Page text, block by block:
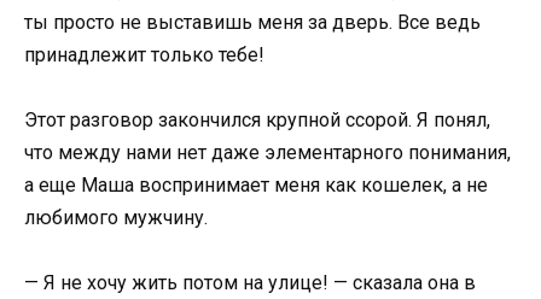
ты просто не выставишь меня за дверь. Все ведь
принадлежит только тебе!
Этот разговор закончился крупной ссорой. Я понял,
что между нами нет даже элементарного понимания,
а еще Маша воспринимает меня как кошелек, а не
любимого мужчину.
— Я не хочу жить потом на улице! — сказала она в